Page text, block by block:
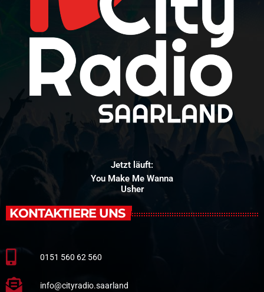
Jetzt läuft:
You Make Me Wanna
Usher
KONTAKTIERE UNS
0151 560 62 560
info@cityradio.saarland